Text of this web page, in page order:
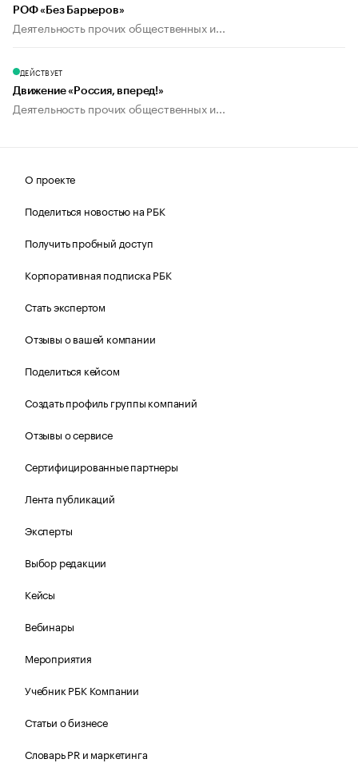
РОФ «Без Барьеров»
Деятельность прочих общественных и...
ДЕЙСТВУЕТ
Движение «Россия, вперед!»
Деятельность прочих общественных и...
О проекте
Поделиться новостью на РБК
Получить пробный доступ
Корпоративная подписка РБК
Стать экспертом
Отзывы о вашей компании
Поделиться кейсом
Создать профиль группы компаний
Отзывы о сервисе
Сертифицированные партнеры
Лента публикаций
Эксперты
Выбор редакции
Кейсы
Вебинары
Мероприятия
Учебник РБК Компании
Статьи о бизнесе
Словарь PR и маркетинга